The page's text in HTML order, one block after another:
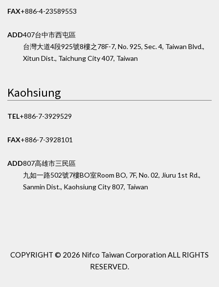
FAX+886-4-23589553
ADD407台中市西屯區
台灣大道4段925號8樓之78F-7, No. 925, Sec. 4, Taiwan Blvd.,
Xitun Dist., Taichung City 407, Taiwan
Kaohsiung
TEL+886-7-3929529
FAX+886-7-3928101
ADD807高雄市三民區
九如一路502號7樓BO室Room BO, 7F, No. 02, Jiuru 1st Rd.,
Sanmin Dist., Kaohsiung City 807, Taiwan
COPYRIGHT © 2026 Nifco Taiwan Corporation ALL RIGHTS
RESERVED.